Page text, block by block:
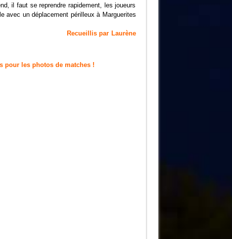
il faut se reprendre rapidement, les joueurs
avec un déplacement périlleux à Marguerites
Laurène
pour les photos de matches !